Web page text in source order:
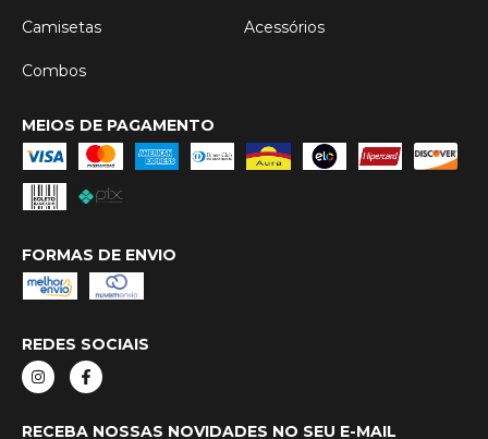
Camisetas Acessórios
Combos
MEIOS DE PAGAMENTO
FORMAS DE ENVIO
REDES SOCIAIS
RECEBA NOSSAS NOVIDADES NO SEU E-MAIL